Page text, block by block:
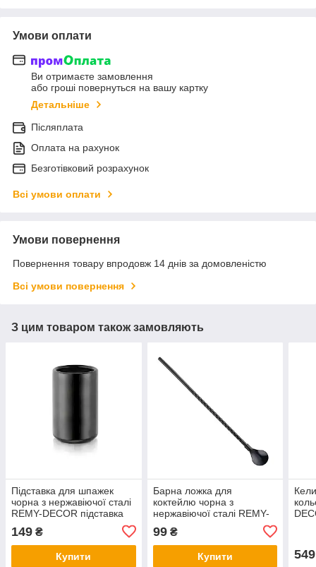
Умови оплати
Ви отримаєте замовлення
або гроші повернуться на вашу картку
Детальніше
Післяплата
Оплата на рахунок
Безготівковий розрахунок
Всі умови оплати
Умови повернення
Повернення товару впродовж 14 днів за домовленістю
Всі умови повернення
З цим товаром також замовляють
Підставка для шпажек
чорна з нержавіючої сталі
REMY-DECOR підставка
приборів
149 ₴
Купити
Барна ложка для
коктейлю чорна з
нержавіючої сталі REMY-
DECOR для приготування
змішаних напоів
99₴
Купити 549